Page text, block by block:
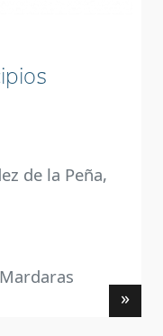
de la Peña,
»